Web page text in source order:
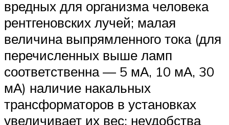
вредных для организма человека
рентгеновских лучей; малая
величина выпрямленного тока (для
перечисленных выше ламп
соответственна — 5 мА, 10 мА, 30
мА) наличие накальных
трансформаторов в установках
увеличивает их вес; неудобства